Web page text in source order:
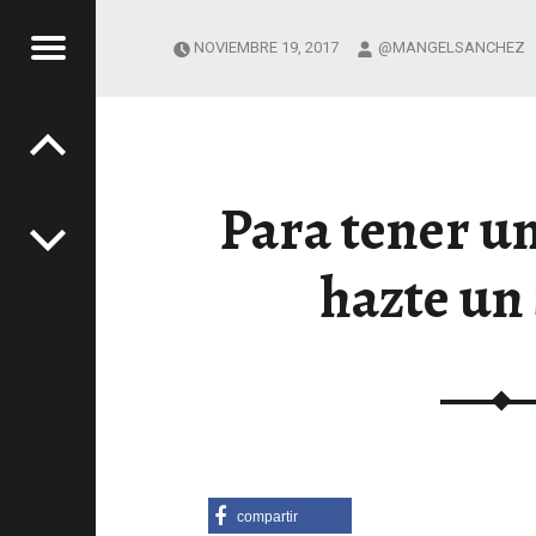
GASTRONÓMICAS
Menú
Para tener
hazte un
compartir
NOVIEMBRE 19, 2017 @MANGELSANCHEZ